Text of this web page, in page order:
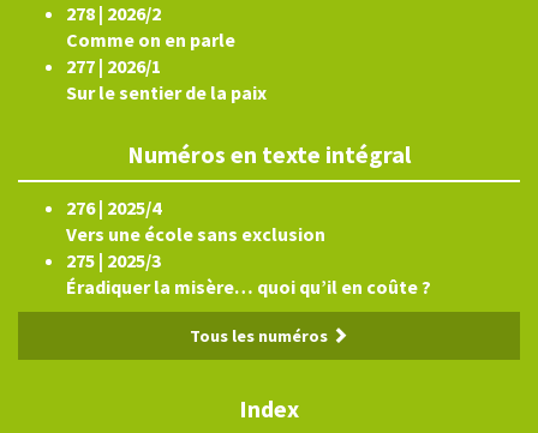
278 | 2026/2
Comme on en parle
277 | 2026/1
Sur le sentier de la paix
Numéros en texte intégral
276 | 2025/4
Vers une école sans exclusion
275 | 2025/3
Éradiquer la misère… quoi qu’il en coûte ?
Tous les numéros
Index